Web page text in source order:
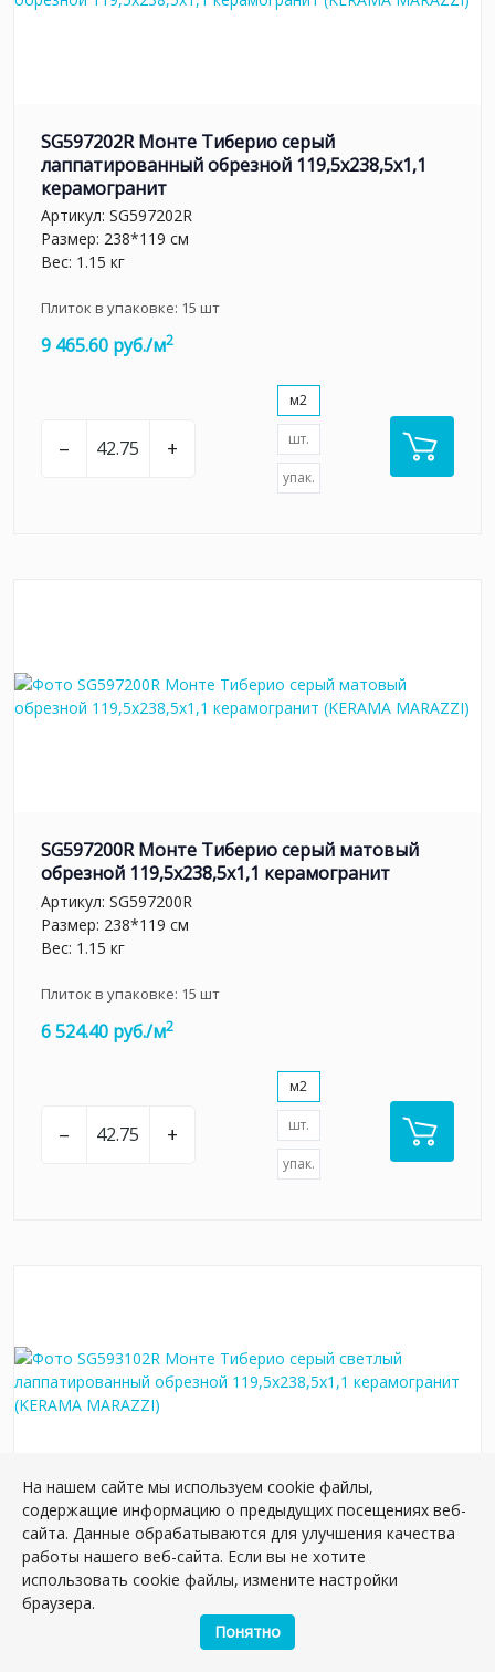
SG597202R Монте Тиберио серый
лаппатированный обрезной 119,5x238,5x1,1
керамогранит
Артикул: SG597202R
Размер: 238*119 см
Вес: 1.15 кг
Плиток в упаковке: 15 шт
9 465.60 руб./м2
– +
м2
шт.
упак.
SG597200R Монте Тиберио серый матовый
обрезной 119,5x238,5x1,1 керамогранит
Артикул: SG597200R
Размер: 238*119 см
Вес: 1.15 кг
Плиток в упаковке: 15 шт
6 524.40 руб./м2
– +
м2
шт.
упак.
SG593102R Монте Тиберио серый светлый
лаппатированный обрезной 119,5x238,5x1,1
керамогранит
Артикул:
На нашем сайте мы используем cookie файлы,
содержащие информацию о предыдущих посещениях веб-
сайта. Данные обрабатываются для улучшения качества
работы нашего веб-сайта. Если вы не хотите
использовать cookie файлы, измените настройки
браузера.
Понятно